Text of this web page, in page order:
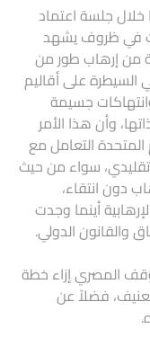
خلال جلسة اعتماد
في ظروف يشهد
من إرهاب طور من
السيطرة على أقاليم
جسيمة
وأن هذا الأمر
التعامل مع
تقليدي، سواء من حيث
دون انتقاء،
أينما وجدت
والقانون الدولي.
المصري إزاء خطة
فضلاً عن